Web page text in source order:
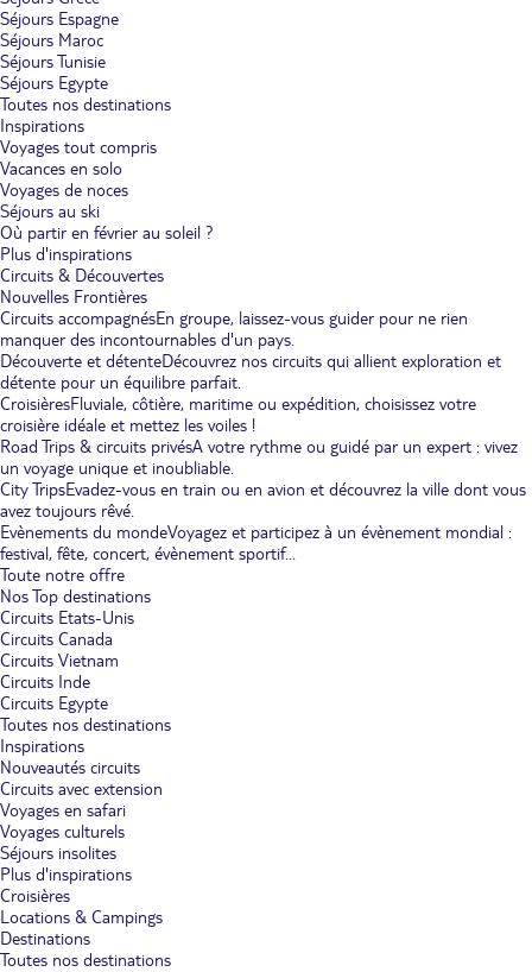
Séjours Espagne
Séjours Maroc
Séjours Tunisie
Séjours Egypte
Toutes nos destinations
Inspirations
Voyages tout compris
Vacances en solo
Voyages de noces
Séjours au ski
Où partir en février au soleil ?
Plus d'inspirations
Circuits & Découvertes
Nouvelles Frontières
Circuits accompagnésEn groupe, laissez-vous guider pour ne rien
manquer des incontournables d'un pays.
Découverte et détenteDécouvrez nos circuits qui allient exploration et
détente pour un équilibre parfait.
CroisièresFluviale, côtière, maritime ou expédition, choisissez votre
croisière idéale et mettez les voiles !
Road Trips & circuits privésA votre rythme ou guidé par un expert : vivez
un voyage unique et inoubliable.
City TripsEvadez-vous en train ou en avion et découvrez la ville dont vous
avez toujours rêvé.
Evènements du mondeVoyagez et participez à un évènement mondial :
festival, fête, concert, évènement sportif...
Toute notre offre
Nos Top destinations
Circuits Etats-Unis
Circuits Canada
Circuits Vietnam
Circuits Inde
Circuits Egypte
Toutes nos destinations
Inspirations
Nouveautés circuits
Circuits avec extension
Voyages en safari
Voyages culturels
Séjours insolites
Plus d'inspirations
Croisières
Locations & Campings
Destinations
Toutes nos destinations